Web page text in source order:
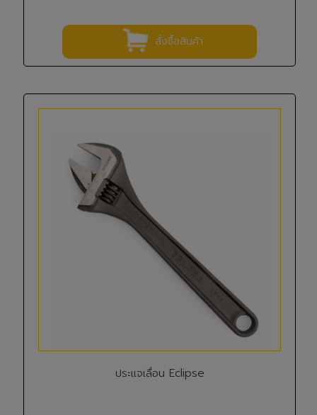
สั่งซื้อสินค้า
ประแจเลื่อน Eclipse